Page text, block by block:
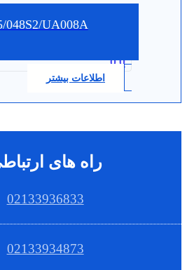
048S2/UA008A
0.0
اطلاعات بیشتر
راه های
02133936833
02133934873